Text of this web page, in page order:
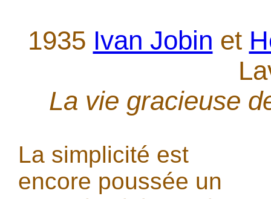
1935 Ivan Jobin et
La vie gracieuse
La simplicité est
encore poussée un